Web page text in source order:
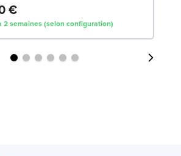
€
2 semaines (selon configuration)